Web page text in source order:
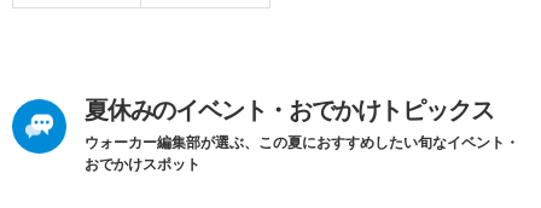
夏休みのイベント・おでかけトピックス
ウォーカー編集部が選ぶ、この夏におすすめしたい旬なイベント・
おでかけスポット